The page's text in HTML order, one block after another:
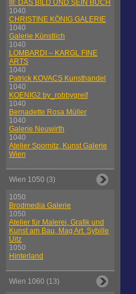
III: DAS BILD UND SEIN BUCH
1040
CHRISTINE KÖNIG GALERIE
1040
Galerie Künstlich
1040
LOMBARDI – KARGL FINE
ARTS
1040
Patrick KOVACS Kunsthandel
1040
KOENIG2 by_robbygreif
1040
Bernadette Rosa Müller
1040
Galerie Neuwirth
1040
Atelier Spornitz, Kunst Galerie
Wien
Wien 1050 (3)
1050
Brodmedia Galerie
1050
Atelier für Malerei, Grafik und
Kunst am Bau, Mag Art. Sybille
Uitz
1050
Hinterland
Wien 1060 (13)